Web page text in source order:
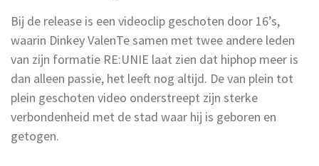
Bij de release is een videoclip geschoten door 16’s,
waarin Dinkey ValenTe samen met twee andere leden
van zijn formatie RE:UNIE laat zien dat hiphop meer is
dan alleen passie, het leeft nog altijd. De van plein tot
plein geschoten video onderstreept zijn sterke
verbondenheid met de stad waar hij is geboren en
getogen.